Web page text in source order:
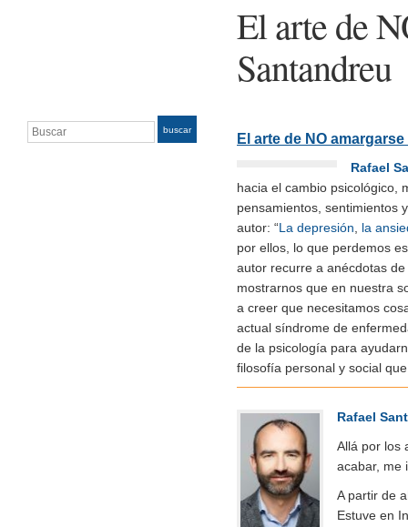
El arte de
Santandreu
Buscar buscar
El arte de NO
Rafael
hacia el cambio psicológico,
pensamientos, sentimientos
autor: “La depresión
la
por ellos, lo que perdemos
autor recurre a anécdotas
mostrarnos que en nuestra
a creer que necesitamos
actual síndrome de
de la psicología para
filosofía personal y social
Rafael
Allá por los
acabar, me
A partir de
Estuve en